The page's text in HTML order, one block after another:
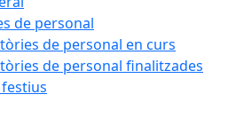
de personal
de personal en curs
de personal finalitzades